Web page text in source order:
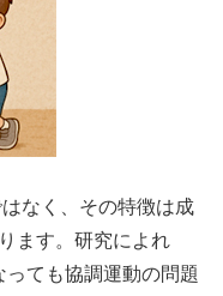
なく、その特徴は成
ます。研究によれ
ても協調運動の問題